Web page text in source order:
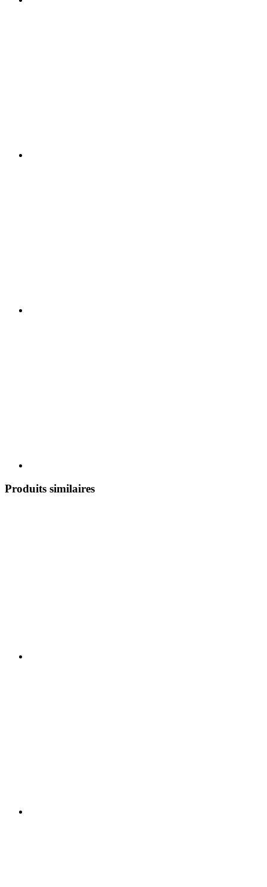
Produits similaires